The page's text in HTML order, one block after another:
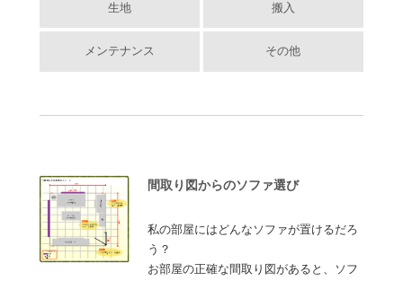
生地 搬入
メンテナンス その他
間取り図からのソファ選び
私の部屋にはどんなソファが置けるだろ
う？
お部屋の正確な間取り図があると、ソフ